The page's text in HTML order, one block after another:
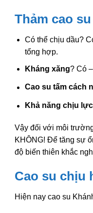
Thảm cao
Có thể chịu dầu?
tổng hợp.
Kháng xăng? Có
Cao su tấm cách
Khả năng chịu
Vậy đối với môi
KHÔNG! Để tăng sự
độ biến thiên khắc
Cao su chịu
Hiện nay cao su